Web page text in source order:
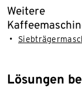
Weitere
Lösungen